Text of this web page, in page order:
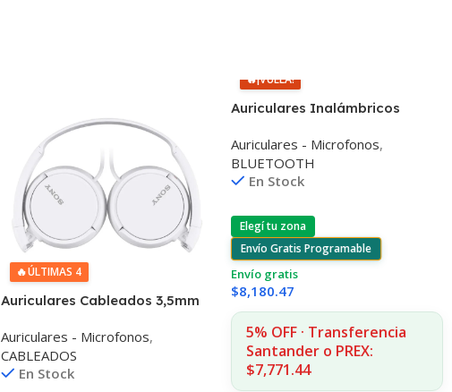
🔥ÚLTIMAS 4
Auriculares Cableados 3,5mm
Auriculares - Microfonos,
CABLEADOS
En Stock
🔥¡VUELA!
Auriculares Inalámbricos
Bluetooth
Auriculares - Microfonos,
BLUETOOTH
En Stock
Elegí tu zona
Envío Gratis Programable
Envío gratis
$8,180.47
5% OFF · Transferencia
Santander o PREX:
$7,771.44